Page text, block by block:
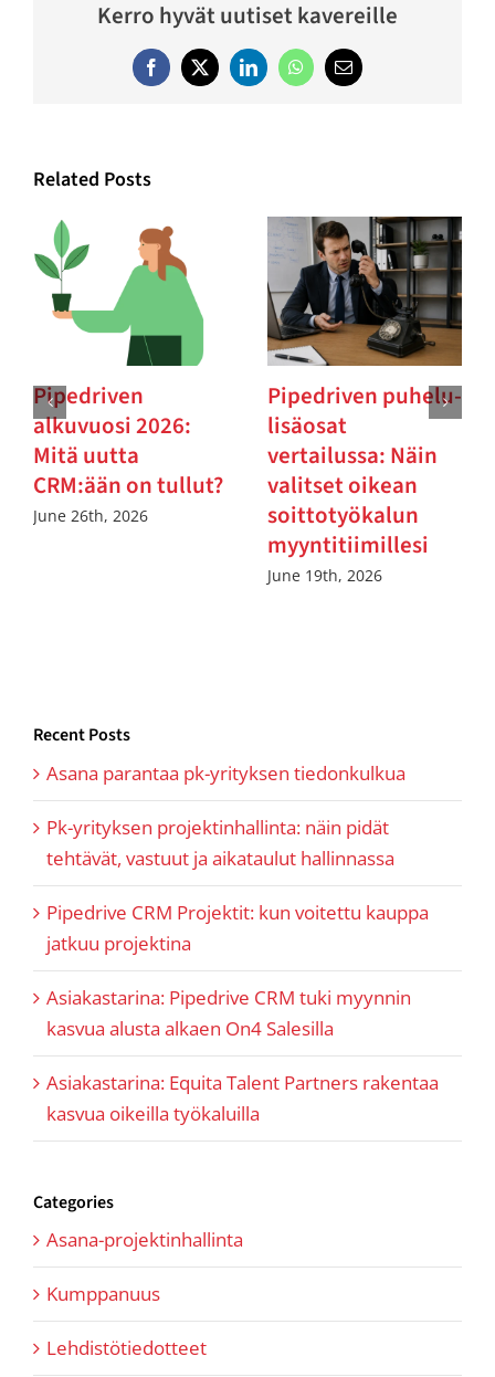
Kerro hyvät uutiset kavereille
FacebookTwitterLinkedInWhatsApp
Email
Related Posts
Pipedriven
alkuvuosi 2026:
Mitä uutta
CRM:ään on tullut?
June 26th, 2026
Pipedriven puhelu-
lisäosat
vertailussa: Näin
valitset oikean
soittotyökalun
myyntitiimillesi
June 19th, 2026
Recent Posts
Asana parantaa pk-yrityksen tiedonkulkua
Pk-yrityksen projektinhallinta: näin pidät
tehtävät, vastuut ja aikataulut hallinnassa
Pipedrive CRM Projektit: kun voitettu kauppa
jatkuu projektina
Asiakastarina: Pipedrive CRM tuki myynnin
kasvua alusta alkaen On4 Salesilla
Asiakastarina: Equita Talent Partners rakentaa
kasvua oikeilla työkaluilla
Categories
Asana-projektinhallinta
Kumppanuus
Lehdistötiedotteet